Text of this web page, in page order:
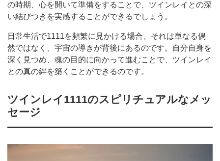
の時期、心を開いて準備をすることで、ツインレイとの深
い結びつきを実感することができるでしょう。
日常生活で1111を頻繁に見かける場合、それは単なる偶
然ではなく、宇宙の導きが背後にあるのです。自分自身を
深く見つめ、魂の目的に向かって進むことで、ツインレイ
との真の絆を築くことができるのです。
ツインレイ1111のスピリチュアルなメッ
セージ